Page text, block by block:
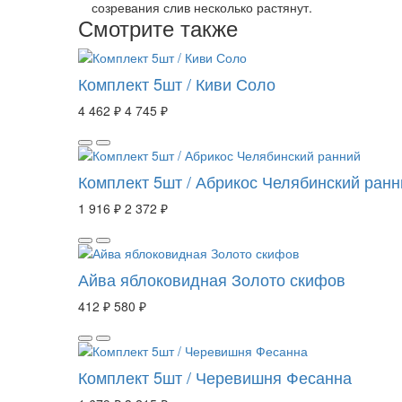
созревания слив несколько растянут.
Смотрите также
Комплект 5шт / Киви Соло
4 462 ₽ 4 745 ₽
Комплект 5шт / Абрикос Челябинский
1 916 ₽ 2 372 ₽
Айва яблоковидная Золото скифов
412 ₽ 580 ₽
Комплект 5шт / Черевишня Фесанна